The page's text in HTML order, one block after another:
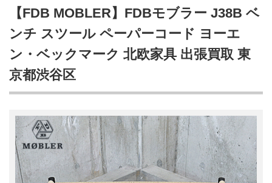
【FDB MOBLER】FDBモブラー J38B ベ
ンチ スツール ペーパーコード ヨーエ
ン・ベックマーク 北欧家具 出張買取 東
京都渋谷区